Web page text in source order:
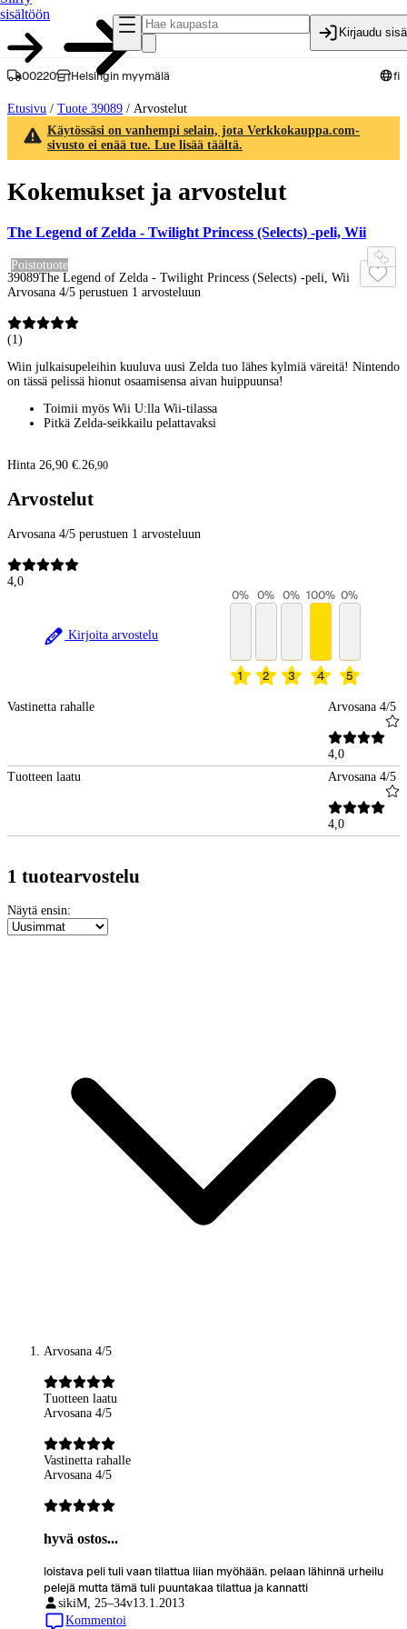
sisältöön
Kirjaudu
00220 Helsingin myymälä fi
Etusivu / Tuote 39089 / Arvostelut
Käytössäsi on vanhempi selain, jota Verkkokauppa.com-
sivusto ei enää tue. Lue lisää täältä.
Kokemukset ja arvostelut
The Legend of Zelda - Twilight Princess (Selects) -peli, Wii
Poistotuote
39089The Legend of Zelda - Twilight Princess (Selects) -peli, Wii
Arvosana 4/5 perustuen 1 arvosteluun
(1 )
Wiin julkaisupeleihin kuuluva uusi Zelda tuo lähes kylmiä väreitä! Nintendo
on tässä pelissä hionut osaamisensa aivan huippuunsa!
Toimii myös Wii U:lla Wii-tilassa
Pitkä Zelda-seikkailu pelattavaksi
Hinta 26,90 €. 26,90
Arvostelut
Arvosana 4/5 perustuen 1 arvosteluun
4,0
Kirjoita arvostelu
1
0%
2
0%
3
0%
4
100%
5
0%
Vastinetta rahalle Arvosana 4/5
4,0
Tuotteen laatu
Arvosana 4/5
4,0
1 tuotearvostelu
Näytä ensin:
Arvosana 4/5
Tuotteen laatu
Arvosana 4/5
Vastinetta rahalle
Arvosana 4/5
hyvä ostos...
loistava peli tuli vaan tilattua liian myöhään. pelaan lähinnä urheilu
pelejä mutta tämä tuli puuntakaa tilattua ja kannatti
sikiM, 25–34v13.1.2013
Kommentoi